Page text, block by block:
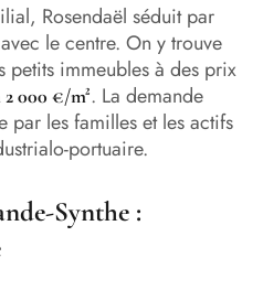
Rosendaël séduit par
le centre. On y trouve
petits immeubles à des prix
2 000 €/m². La demande
par les familles et les actifs
portuaire.
Synthe :